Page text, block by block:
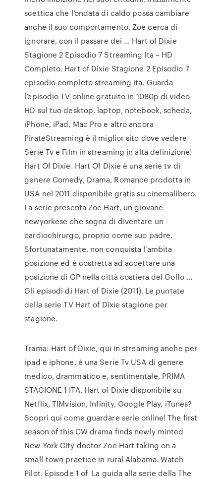
scettica che l’ondata di caldo possa cambiare
anche il suo comportamento, Zoe cerca di
ignorare, con il passare dei … Hart of Dixie
Stagione 2 Episodio 7 Streaming Ita – HD
Completo. Hart of Dixie Stagione 2 Episodio 7
episodio completo streaming ita. Guarda
l’episodio TV online gratuito in 1080p di video
HD sul tuo desktop, laptop, notebook, scheda,
iPhone, iPad, Mac Pro e altro ancora
PirateStreaming è il miglior sito dove vedere
Serie Tv e Film in streaming in alta definizione!
Hart Of Dixie. Hart Of Dixie è una serie tv di
genere Comedy, Drama, Romance prodotta in
USA nel 2011 disponibile gratis su cinemalibero.
La serie presenta Zoe Hart, un giovane
newyorkese che sogna di diventare un
cardiochirurgo, proprio come suo padre.
Sfortunatamente, non conquista l'ambita
posizione ed è costretta ad accettare una
posizione di GP nella città costiera del Golfo …
Gli episodi di Hart of Dixie (2011). Le puntate
della serie TV Hart of Dixie stagione per
stagione.
Trama: Hart of Dixie, qui in streaming anche per
ipad e iphone, è una Serie Tv USA di genere
medico, drammatico e, sentimentale, PRIMA
STAGIONE 1 ITA. Hart of Dixie disponibile su
Netflix, TIMvision, Infinity, Google Play, iTunes?
Scopri qui come guardare serie online! The first
season of this CW drama finds newly minted
New York City doctor Zoe Hart taking on a
small-town practice in rural Alabama. Watch
Pilot. Episode 1 of La guida alla serie della The